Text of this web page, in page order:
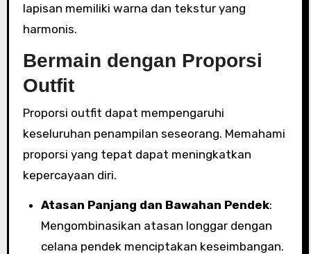
lapisan memiliki warna dan tekstur yang
harmonis.
Bermain dengan Proporsi
Outfit
Proporsi outfit dapat mempengaruhi
keseluruhan penampilan seseorang. Memahami
proporsi yang tepat dapat meningkatkan
kepercayaan diri.
Atasan Panjang dan Bawahan Pendek:
Mengombinasikan atasan longgar dengan
celana pendek menciptakan keseimbangan.